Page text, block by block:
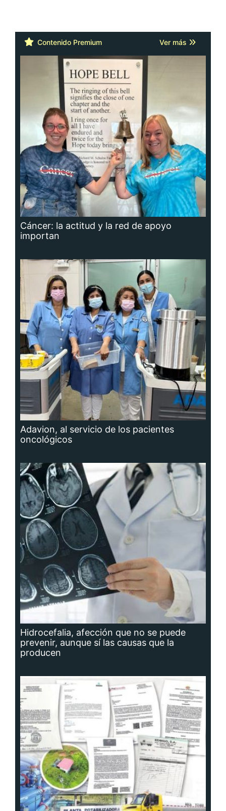
Contenido Premium Ver más
Cáncer: la actitud y la red de apoyo
importan
Adavion, al servicio de los pacientes
oncológicos
Hidrocefalia, afección que no se puede
prevenir, aunque sí las causas que la
producen